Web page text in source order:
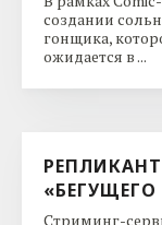
создании
гонщика,
ожидается в ...
Стриминг-